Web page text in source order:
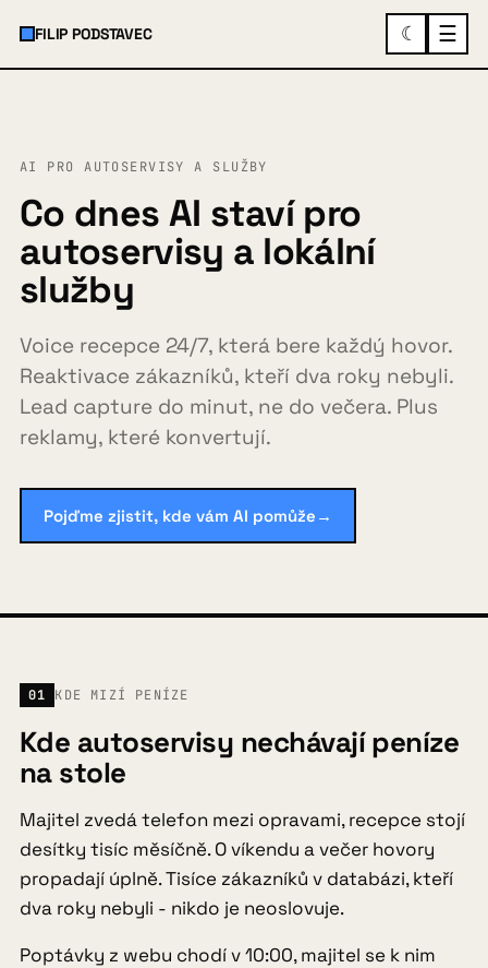
FILIP PODSTAVEC ☾ ☰
O mně
Služby a ukázky
Spolupráce
Případovky
FAQ
Kontakt
Pojďme zjistit, kde vám AI pomůže→
AI PRO AUTOSERVISY A SLUŽBY
Co dnes AI staví pro
autoservisy a lokální
služby
Voice recepce 24/7, která bere každý hovor.
Reaktivace zákazníků, kteří dva roky nebyli.
Lead capture do minut, ne do večera. Plus
reklamy, které konvertují.
Pojďme zjistit, kde vám AI pomůže →
01 KDE MIZÍ PENÍZE
Kde autoservisy nechávají peníze
na stole
Majitel zvedá telefon mezi opravami, recepce stojí
desítky tisíc měsíčně. O víkendu a večer hovory
propadají úplně. Tisíce zákazníků v databázi, kteří
dva roky nebyli - nikdo je neoslovuje.
Poptávky z webu chodí v 10:00, majitel se k nim